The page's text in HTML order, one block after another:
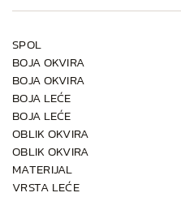
SPOL
BOJA OKVIRA
BOJA OKVIRA
BOJA LEĆE
BOJA LEĆE
OBLIK OKVIRA
OBLIK OKVIRA
MATERIJAL
VRSTA LEĆE